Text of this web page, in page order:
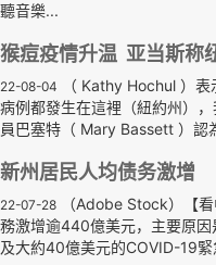
聽音樂...
猴痘疫情升温 亚当斯称
22-08-04
（ Kathy Hochul ）
病例都發生在這裡（紐約州）
員巴塞特（ Mary Bassett ）認
新州居民人均债务激增
22-07-28 （Adobe Stock）【
務激增逾440億美元，主要原因
及大約40億美元的COVID-19